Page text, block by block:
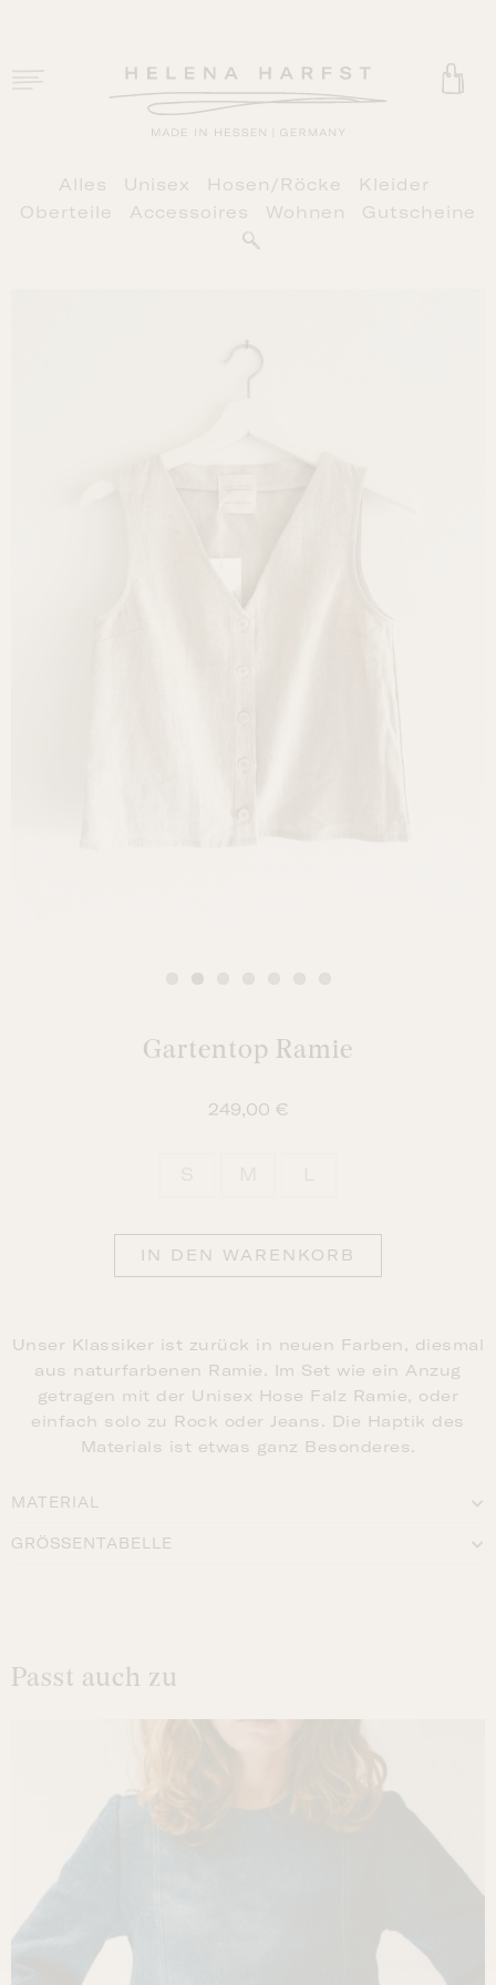
springen
Toggle
HOME
SHOP
RETAIL
Alles Unisex Hosen/Röcke
Kleider
Oberteile
Accessoires Wohnen Gutscheine
Gartentop Ramie
249,00 €
IN DEN WARENKORB
Unser Klassiker ist zurück in neuen Farben, diesmal
aus naturfarbenen Ramie. Im Set wie ein Anzug
getragen mit der Unisex Hose Falz Ramie, oder
einfach solo zu Rock oder Jeans. Die Haptik des
Materials ist etwas ganz Besonderes.
MATERIAL
GRÖSSENTABELLE
Passt auch zu